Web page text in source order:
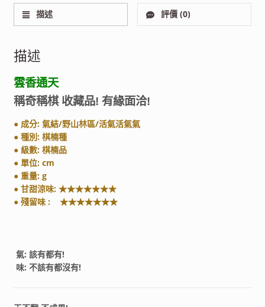
描述 評價 (0)
描述
雲香通天
稱奇稱棋 收藏品! 有緣面洽!
● 成分: 氣結/野山林區/活氣活氣氣
● 種別: 棋楠種
● 級數: 棋楠品
● 單位: cm
● 重量: g
● 甘甜涼味: ★★★★★★★
● 殘留味 : ★★★★★★★
氣: 該有都有!
味: 不該有都沒有!